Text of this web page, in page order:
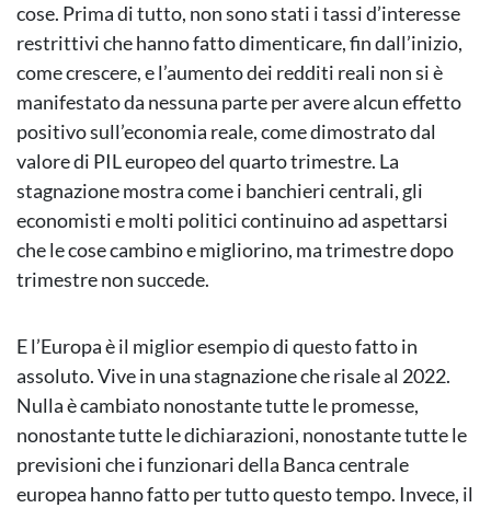
cose. Prima di tutto, non sono stati i tassi d’interesse
restrittivi che hanno fatto dimenticare, fin dall’inizio,
come crescere, e l’aumento dei redditi reali non si è
manifestato da nessuna parte per avere alcun effetto
positivo sull’economia reale, come dimostrato dal
valore di PIL europeo del quarto trimestre. La
stagnazione mostra come i banchieri centrali, gli
economisti e molti politici continuino ad aspettarsi
che le cose cambino e migliorino, ma trimestre dopo
trimestre non succede.
E l’Europa è il miglior esempio di questo fatto in
assoluto. Vive in una stagnazione che risale al 2022.
Nulla è cambiato nonostante tutte le promesse,
nonostante tutte le dichiarazioni, nonostante tutte le
previsioni che i funzionari della Banca centrale
europea hanno fatto per tutto questo tempo. Invece, il